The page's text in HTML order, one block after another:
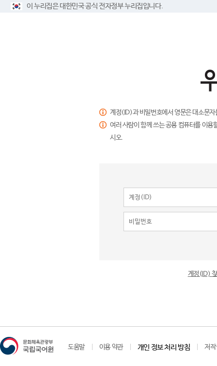
이 누리집은 대한민국 공식 전자정부 누리집입니다.
계정(ID)과 비밀번호에서 영문은 대소문
여러 사람이 함께 쓰는 공용 컴퓨터를 이
시오.
계정(ID)
도움말 이용 약관 개인 정보 처리 방침 저